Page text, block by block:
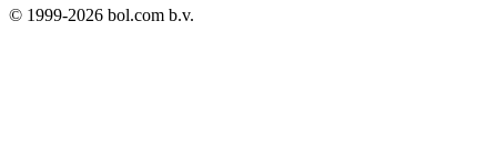
© 1999-2026 bol.com b.v.